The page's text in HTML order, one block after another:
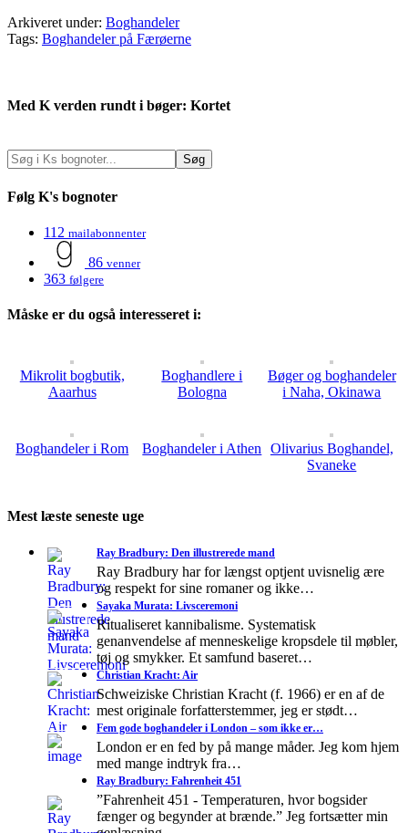
Arkiveret under: Boghandeler
Tags: Boghandeler på Færøerne
Med K verden rundt i bøger: Kortet
Følg K's bognoter
112 mailabonnenter
86 venner
363 følgere
Måske er du også interesseret i:
Mikrolit bogbutik,
Aaarhus
Boghandlere i
Bologna
Bøger og boghandeler
i Naha, Okinawa
Boghandeler i Rom Boghandeler i Athen Olivarius Boghandel,
Svaneke
Mest læste seneste uge
Ray Bradbury: Den illustrerede mand
Ray Bradbury har for længst optjent uvisnelig ære
og respekt for sine romaner og ikke…
Sayaka Murata: Livsceremoni
Ritualiseret kannibalisme. Systematisk
genanvendelse af menneskelige kropsdele til møbler,
tøj og smykker. Et samfund baseret…
Christian Kracht: Air
Schweiziske Christian Kracht (f. 1966) er en af de
mest originale forfatterstemmer, jeg er stødt…
Fem gode boghandeler i London – som ikke er…
London er en fed by på mange måder. Jeg kom hjem
med mange indtryk fra…
Ray Bradbury: Fahrenheit 451
”Fahrenheit 451 - Temperaturen, hvor bogsider
fænger og begynder at brænde.” Jeg fortsætter min